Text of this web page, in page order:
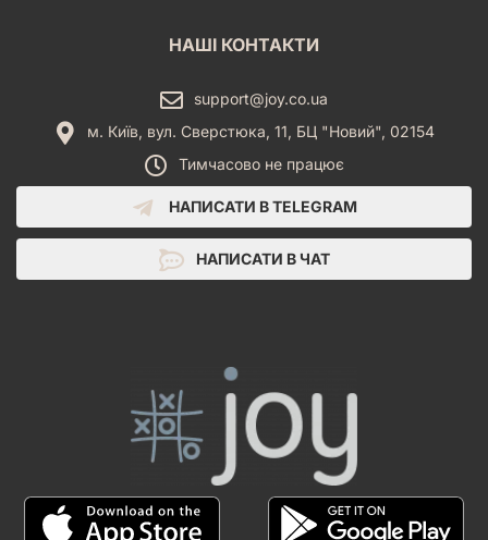
НАШІ КОНТАКТИ
support@joy.co.ua
м. Київ, вул. Сверстюка, 11, БЦ "Новий", 02154
Тимчасово не працює
НАПИСАТИ В TELEGRAM
НАПИСАТИ В ЧАТ